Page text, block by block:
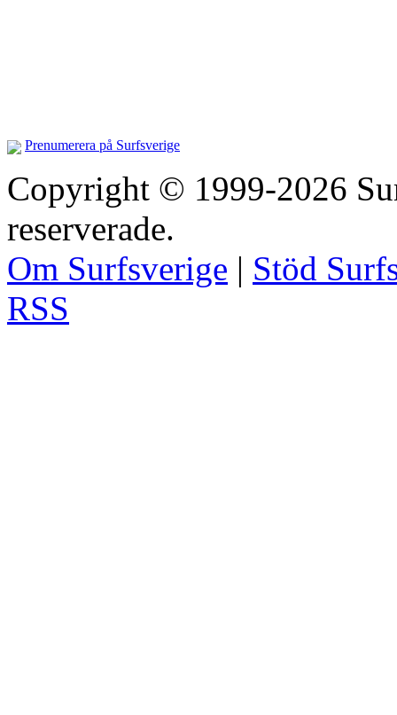
Prenumerera på Surfsverige
Copyright © 1999-2026
reserverade.
Om Surfsverige | Stöd
RSS